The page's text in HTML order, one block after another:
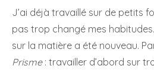
J’ai déjà travaillé sur de petits
pas trop changé mes
sur la matière a été nouveau.
Prisme: travailler d’abord sur